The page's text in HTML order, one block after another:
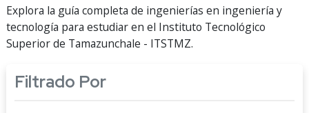
Explora la guía completa de ingenierías en ingeniería y
tecnología para estudiar en el Instituto Tecnológico
Superior de Tamazunchale - ITSTMZ.
Filtrado Por